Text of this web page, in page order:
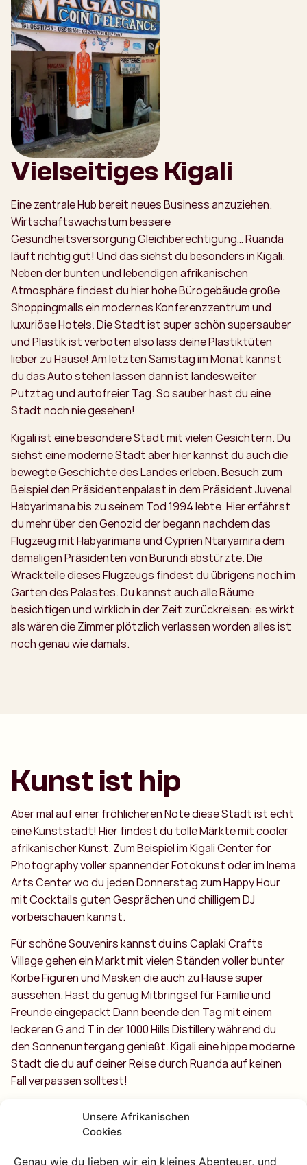
Unsere Afrikanischen
Cookies
Genau wie du lieben wir ein kleines Abenteuer, und
Vielseitiges Kigali
Eine zentrale Hub bereit neues Business anzuziehen.
Wirtschaftswachstum bessere
Gesundheitsversorgung Gleichberechtigung… Ruanda
läuft richtig gut! Und das siehst du besonders in Kigali.
Neben der bunten und lebendigen afrikanischen
Atmosphäre findest du hier hohe Bürogebäude große
Shoppingmalls ein modernes Konferenzzentrum und
luxuriöse Hotels. Die Stadt ist super schön supersauber
und Plastik ist verboten also lass deine Plastiktüten
lieber zu Hause! Am letzten Samstag im Monat kannst
du das Auto stehen lassen dann ist landesweiter
Putztag und autofreier Tag. So sauber hast du eine
Stadt noch nie gesehen!
Kigali ist eine besondere Stadt mit vielen Gesichtern. Du
siehst eine moderne Stadt aber hier kannst du auch die
bewegte Geschichte des Landes erleben. Besuch zum
Beispiel den Präsidentenpalast in dem Präsident Juvenal
Habyarimana bis zu seinem Tod 1994 lebte. Hier erfährst
du mehr über den Genozid der begann nachdem das
Flugzeug mit Habyarimana und Cyprien Ntaryamira dem
damaligen Präsidenten von Burundi abstürzte. Die
Wrackteile dieses Flugzeugs findest du übrigens noch im
Garten des Palastes. Du kannst auch alle Räume
besichtigen und wirklich in der Zeit zurückreisen: es wirkt
als wären die Zimmer plötzlich verlassen worden alles ist
noch genau wie damals.
Kunst ist hip
Aber mal auf einer fröhlicheren Note diese Stadt ist echt
eine Kunststadt! Hier findest du tolle Märkte mit cooler
afrikanischer Kunst. Zum Beispiel im Kigali Center for
Photography voller spannender Fotokunst oder im Inema
Arts Center wo du jeden Donnerstag zum Happy Hour
mit Cocktails guten Gesprächen und chilligem DJ
vorbeischauen kannst.
Für schöne Souvenirs kannst du ins Caplaki Crafts
Village gehen ein Markt mit vielen Ständen voller bunter
Körbe Figuren und Masken die auch zu Hause super
aussehen. Hast du genug Mitbringsel für Familie und
Freunde eingepackt Dann beende den Tag mit einem
leckeren G and T in der 1000 Hills Distillery während du
den Sonnenuntergang genießt. Kigali eine hippe moderne
Stadt die du auf deiner Reise durch Ruanda auf keinen
Fall verpassen solltest!